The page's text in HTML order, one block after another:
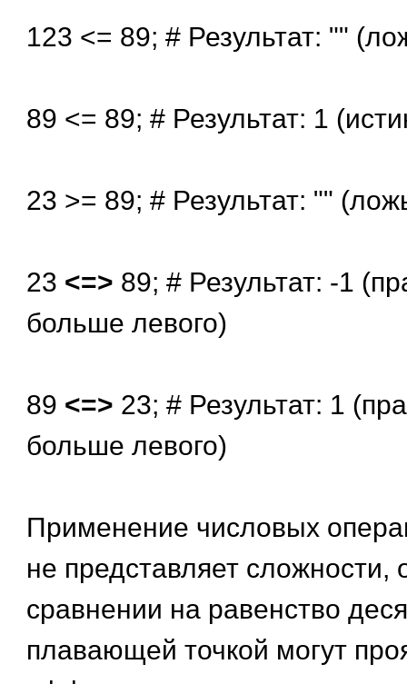
123 <= 89; # Результат: ""
89 <= 89; # Результат: 1
23 >= 89; # Результат: ""
23 <=> 89; # Результат: -1
больше левого)
89 <=> 23; # Результат: 1
больше левого)
Применение числовых
не представляет сложности,
сравнении на равенство
плавающей точкой могут